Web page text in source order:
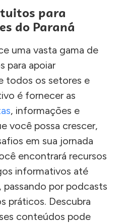
para
do Paraná
uma vasta gama de
para apoiar
todos os setores e
é fornecer as
, informações e
você possa crescer,
em sua jornada
encontrará recursos
informativos até
por podcasts
práticos. Descubra
conteúdos pode